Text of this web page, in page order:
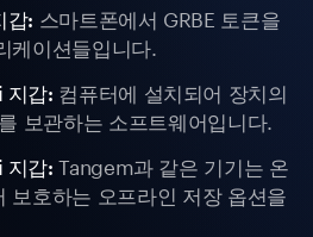
갑: 스마트폰에서 GRBE 토큰을
케이션들입니다.
지갑: 컴퓨터에 설치되어 장치의
보관하는 소프트웨어입니다.
지갑: Tangem과 같은 기기는 온
보호하는 오프라인 저장 옵션을